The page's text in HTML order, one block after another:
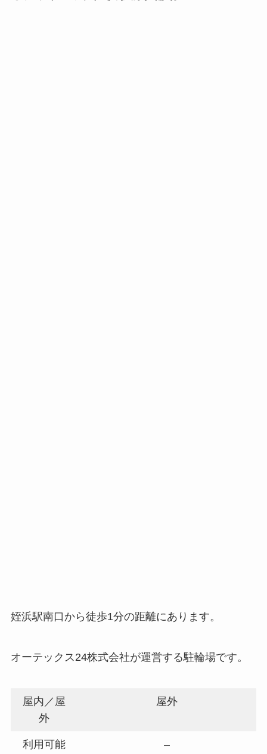
姪浜駅南口から徒歩1分の距離にあります。
オーテックス24株式会社が運営する駐輪場です。
屋内／屋
外
屋外
利用可能
–